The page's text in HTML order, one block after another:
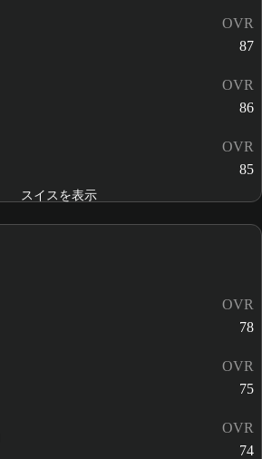
OVR
87
OVR
86
OVR
85
スイスを表示
OVR
78
OVR
75
OVR
74